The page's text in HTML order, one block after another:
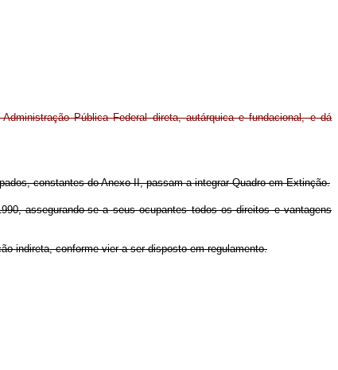
Pública Federal direta, autárquica e fundacional, e dá
constantes do Anexo II, passam a integrar Quadro em Extinção.
assegurando-se a seus ocupantes todos os direitos e vantagens
indireta, conforme vier a ser disposto em regulamento.